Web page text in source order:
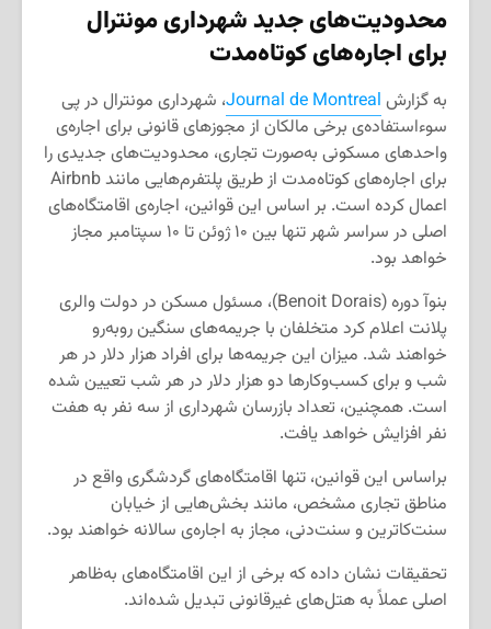
محدودیت‌های جدید شهرداری مونترال
برای اجاره‌های کوتاه‌مدت
به گزارش Journal de Montreal، شهرداری مونترال در پی
سوءاستفاده‌ی برخی مالکان از مجوزهای قانونی برای اجاره‌ی
واحدهای مسکونی به‌صورت تجاری، محدودیت‌های جدیدی را
برای اجاره‌های کوتاه‌مدت از طریق پلتفرم‌هایی مانند Airbnb
اعمال کرده است. بر اساس این قوانین، اجاره‌ی اقامتگاه‌های
اصلی در سراسر شهر تنها بین ۱۰ ژوئن تا ۱۰ سپتامبر مجاز
خواهد بود.
بنوآ دوره (Benoit Dorais)، مسئول مسکن در دولت والری
پلانت اعلام کرد متخلفان با جریمه‌های سنگین روبه‌رو
خواهند شد. میزان این جریمه‌ها برای افراد هزار دلار در هر
شب و برای کسب‌وکارها دو هزار دلار در هر شب تعیین شده
است. همچنین، تعداد بازرسان شهرداری از سه نفر به هفت
نفر افزایش خواهد یافت.
براساس این قوانین، تنها اقامتگاه‌های گردشگری واقع در
مناطق تجاری مشخص، مانند بخش‌هایی از خیابان
سنت‌کاترین و سنت‌دنی، مجاز به اجاره‌ی سالانه خواهند بود.
تحقیقات نشان داده که برخی از این اقامتگاه‌های به‌ظاهر
اصلی عملاً به هتل‌های غیرقانونی تبدیل شده‌اند.